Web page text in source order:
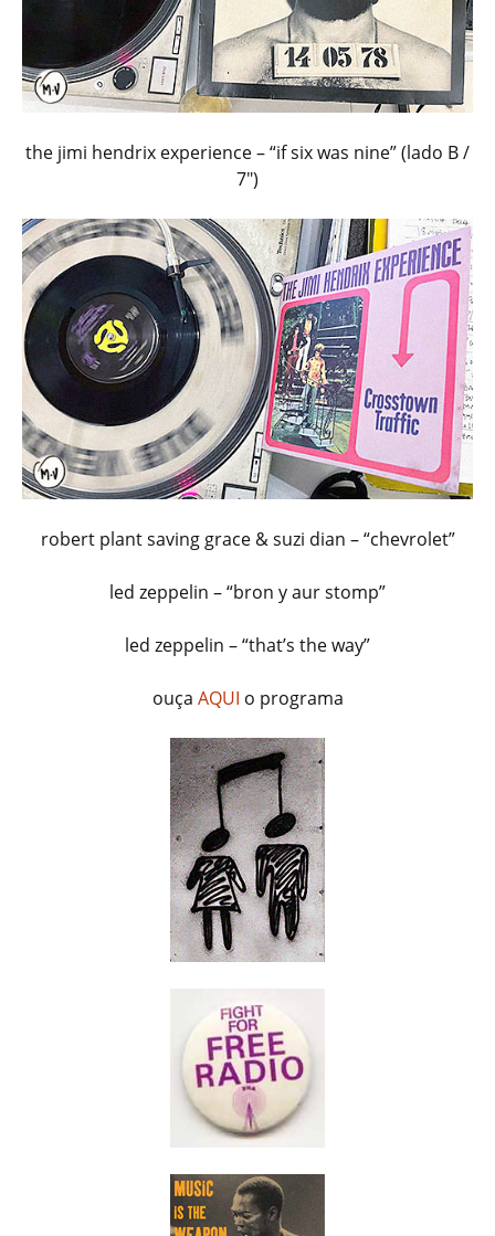
the jimi hendrix experience – “if six was nine” (lado B /
7″)
robert plant saving grace & suzi dian – “chevrolet”
led zeppelin – “bron y aur stomp”
led zeppelin – “that’s the way”
ouça AQUI o programa